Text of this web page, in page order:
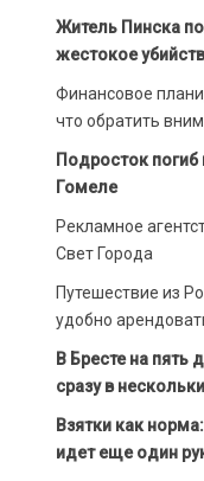
Житель Пинска
жестокое
Финансовое
что обратить
Подросток
Гомеле
Рекламное
Свет Города
Путешествие из
удобно
В Бресте на пять
сразу в
Взятки как
идет еще один